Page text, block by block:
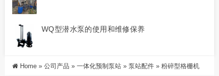
WQ型潜水泵的使用和维修保养
Home » 公司产品 » 一体化预制泵站 » 泵站配件 » 粉碎型格栅机